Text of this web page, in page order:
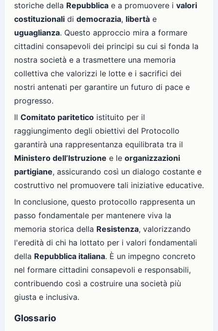
storiche della Repubblica e a promuovere i valori
costituzionali di democrazia, libertà e
uguaglianza. Questo approccio mira a formare
cittadini consapevoli dei principi su cui si fonda la
nostra società e a trasmettere una memoria
collettiva che valorizzi le lotte e i sacrifici dei
nostri antenati per garantire un futuro di pace e
progresso.
Il Comitato paritetico istituito per il
raggiungimento degli obiettivi del Protocollo
garantirà una rappresentanza equilibrata tra il
Ministero dell’Istruzione e le organizzazioni
partigiane, assicurando così un dialogo costante e
costruttivo nel promuovere tali iniziative educative.
In conclusione, questo protocollo rappresenta un
passo fondamentale per mantenere viva la
memoria storica della Resistenza, valorizzando
l'eredità di chi ha lottato per i valori fondamentali
della Repubblica italiana. È un impegno concreto
nel formare cittadini consapevoli e responsabili,
contribuendo così a costruire una società più
giusta e inclusiva.
Glossario